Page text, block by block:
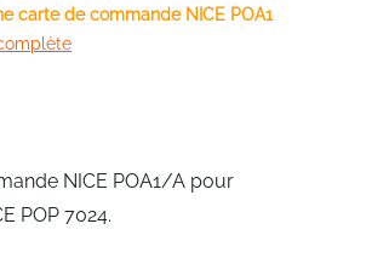
carte de commande NICE POA1
NICE POA1/A pour
POP 7024.